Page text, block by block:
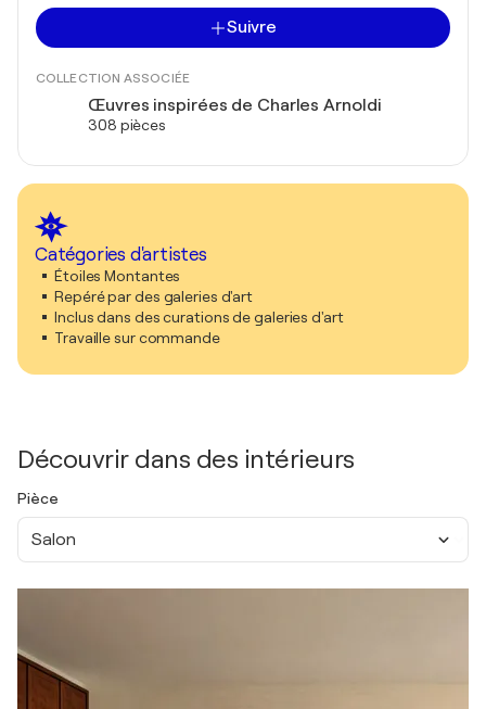
Suivre
COLLECTION ASSOCIÉE
Œuvres inspirées de Charles Arnoldi
308 pièces
Catégories d'artistes
Étoiles Montantes
Repéré par des galeries d'art
Inclus dans des curations de galeries d'art
Travaille sur commande
Découvrir dans des intérieurs
Pièce
Salon